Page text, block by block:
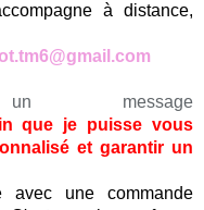
à distance,
message
que je puisse vous
et garantir un
avec une commande